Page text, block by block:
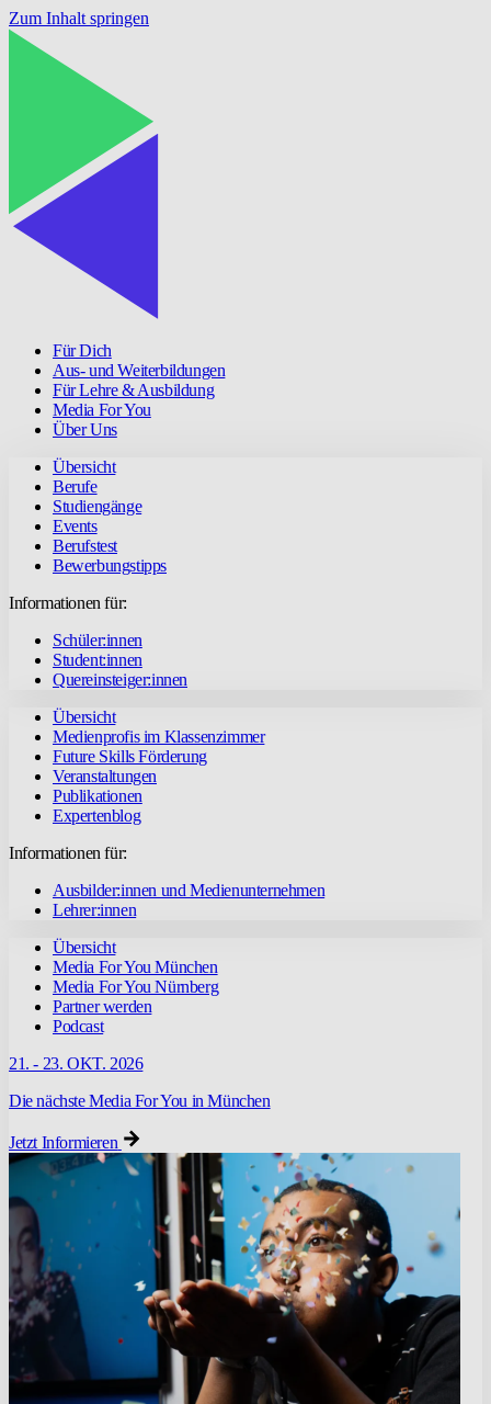
Zum Inhalt springen
Für Dich
Aus- und Weiterbildungen
Für Lehre & Ausbildung
Media For You
Über Uns
Übersicht
Berufe
Studiengänge
Events
Berufstest
Bewerbungstipps
Informationen für:
Schüler:innen
Student:innen
Quereinsteiger:innen
Übersicht
Medienprofis im Klassenzimmer
Future Skills Förderung
Veranstaltungen
Publikationen
Expertenblog
Informationen für:
Ausbilder:innen und Medienunternehmen
Lehrer:innen
Übersicht
Media For You München
Media For You Nürnberg
Partner werden
Podcast
21. - 23. OKT. 2026
Die nächste Media For You in München
Jetzt Informieren